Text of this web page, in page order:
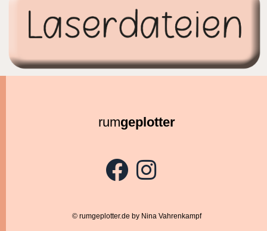
rumgeplotter
© rumgeplotter.de by Nina Vahrenkampf